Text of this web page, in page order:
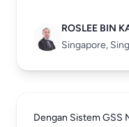
ROSLEE BIN
Singapore,
Dengan Sistem GSS